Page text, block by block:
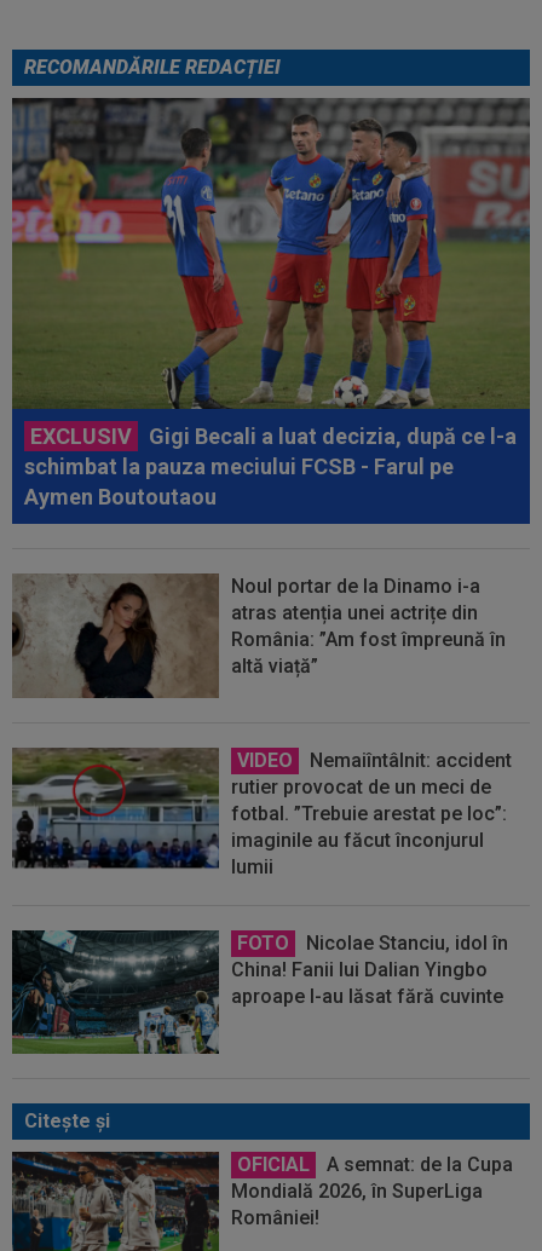
RECOMANDĂRILE REDACȚIEI
EXCLUSIV
Gigi Becali a luat decizia, după ce l-a
schimbat la pauza meciului FCSB - Farul pe
Aymen Boutoutaou
Noul portar de la Dinamo i-a
atras atenția unei actrițe din
România: ”Am fost împreună în
altă viață”
VIDEO
Nemaiîntâlnit: accident
rutier provocat de un meci de
fotbal. ”Trebuie arestat pe loc”:
imaginile au făcut înconjurul
lumii
FOTO
Nicolae Stanciu, idol în
China! Fanii lui Dalian Yingbo
aproape l-au lăsat fără cuvinte
Citeşte şi
OFICIAL
A semnat: de la Cupa
Mondială 2026, în SuperLiga
României!